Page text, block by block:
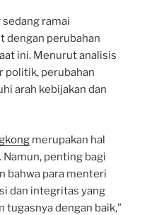
ramai
dengan perubahan
ini. Menurut analisis
politik, perubahan
arah kebijakan dan
merupakan hal
penting bagi
bahwa para menteri
dan integritas yang
dengan baik,”